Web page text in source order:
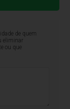
de quem
eliminar
ou que